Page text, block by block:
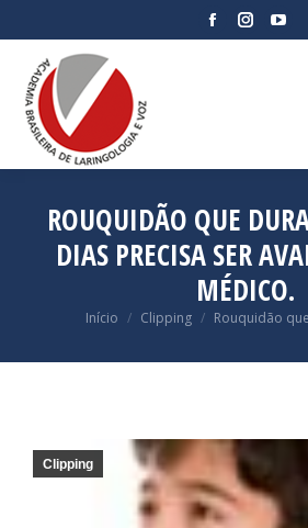
Facebook
ROUQUIDÃO QUE
DIAS PRECISA SER
MÉDICO.
Você está aqui:
Início Clipping Rouquidão
Clipping